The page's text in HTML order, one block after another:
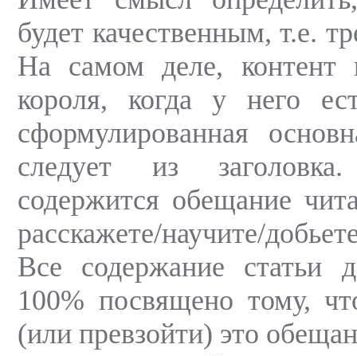
будет качественным, т.е.
На самом деле, контент
короля, когда у него
сформулированная
следует из
содержится обещание
расскажете/научите/
Все содержание статьи
100% посвящено тому,
(или превзойти) это